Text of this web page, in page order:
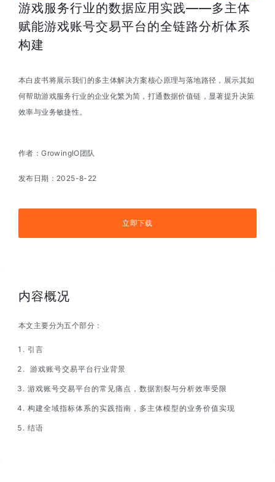
游戏服务行业的数据应用实践——多主体
赋能游戏账号交易平台的全链路分析体系
构建
本白皮书将展示我们的多主体解决方案核心原理与落地路径，展示其如
何帮助游戏服务行业的企业化繁为简，打通数据价值链，显著提升决策
效率与业务敏捷性。
作者：GrowingIO团队
发布日期： 2025-8-22
立即下载
内容概况
本文主要分为五个部分：
引言
游戏账号交易平台行业背景
游戏账号交易平台的常见痛点，数据割裂与分析效率受限
构建全域指标体系的实践指南，多主体模型的业务价值实现
结语